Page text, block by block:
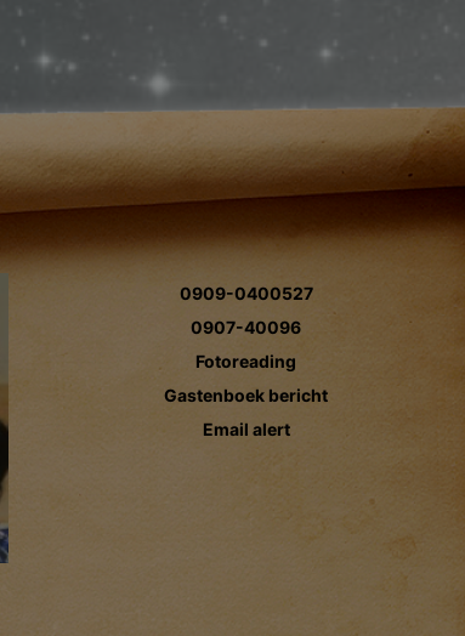
0909-0400527
0907-40096
Fotoreading
Gastenboek bericht
Email alert